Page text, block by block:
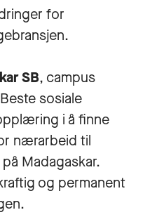
for
SB, campus
sosiale
i å finne
nærarbeid til
Madagaskar.
og permanent